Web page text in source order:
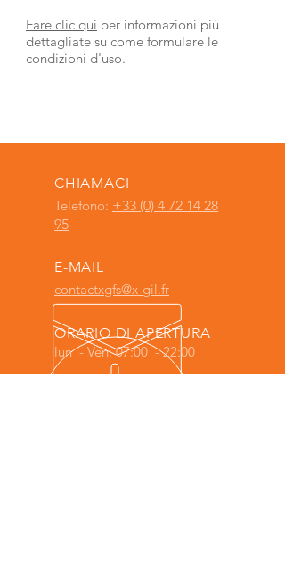
Fare clic qui per informazioni più
dettagliate su come formulare le
condizioni d'uso.
CHIAMACI
Telefono: +33 (0) 4 72 14 28
95
E-MAIL
contactxgfs@x-gil.fr
ORARIO DI APERTURA
lun - Ven: 07:00 - 22:00